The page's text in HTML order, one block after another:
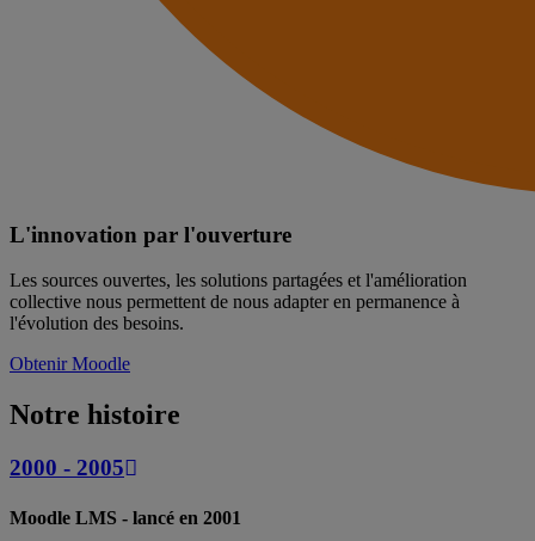
L'innovation par l'ouverture
Les sources ouvertes, les solutions partagées et l'amélioration
collective nous permettent de nous adapter en permanence à
l'évolution des besoins.
Obtenir Moodle
Notre histoire
2000 - 2005
Moodle LMS - lancé en 2001